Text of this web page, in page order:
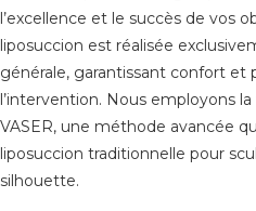
l’excellence et le succès de vos
liposuccion est réalisée
générale, garantissant confort et
l’intervention. Nous employons
VASER, une méthode avancée
liposuccion traditionnelle pour
silhouette.